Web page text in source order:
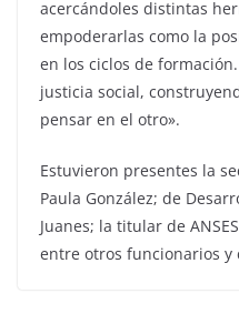
acercándoles distintas
empoderarlas como la
en los ciclos de
justicia social,
pensar en el otro».
Estuvieron presentes la
Paula González; de
Juanes; la titular de
entre otros funcionarios y